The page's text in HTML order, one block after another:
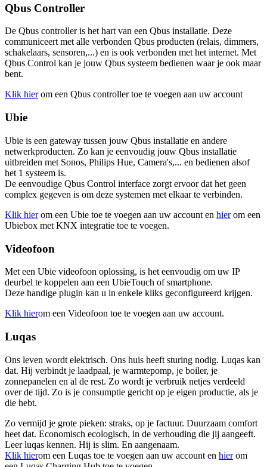
Qbus Controller
De Qbus controller is het hart van een Qbus installatie. Deze
communiceert met alle verbonden Qbus producten (relais, dimmers,
schakelaars, sensoren,...) en is ook verbonden met het internet. Met
Qbus Control kan je jouw Qbus systeem bedienen waar je ook maar
bent.
Klik hierom een Qbus controller toe te voegen aan uw account
Ubie
Ubie is een gateway tussen jouw Qbus installatie en andere
netwerkproducten. Zo kan je eenvoudig jouw Qbus installatie
uitbreiden met Sonos, Philips Hue, Camera's,... en bedienen alsof
het 1 systeem is.
De eenvoudige Qbus Control interface zorgt ervoor dat het geen
complex gegeven is om deze systemen met elkaar te verbinden.
Klik hierom een Ubie toe te voegen aan uw account en hierom een
Ubiebox met KNX integratie toe te voegen.
Videofoon
Met een Ubie videofoon oplossing, is het eenvoudig om uw IP
deurbel te koppelen aan een UbieTouch of smartphone.
Deze handige plugin kan u in enkele kliks geconfigureerd krijgen.
Klik hierom een Videofoon toe te voegen aan uw account.
Luqas
Ons leven wordt elektrisch. Ons huis heeft sturing nodig. Luqas kan
dat. Hij verbindt je laadpaal, je warmtepomp, je boiler, je
zonnepanelen en al de rest. Zo wordt je verbruik netjes verdeeld
over de tijd. Zo is je consumptie gericht op je eigen productie, als je
die hebt.
Zo vermijd je grote pieken: straks, op je factuur. Duurzaam comfort
heet dat. Economisch ecologisch, in de verhouding die jij aangeeft.
Leer luqas kennen. Hij is slim. En aangenaam.
Klik hierom een Luqas toe te voegen aan uw account en hierom